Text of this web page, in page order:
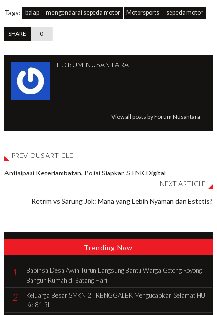
Tags: balap mengendarai sepeda motor Motorsports sepeda motor
SHARE 0
FORUM NUSANTARA
View all posts by Forum Nusantara
PREVIOUS ARTICLE
Antisipasi Keterlambatan, Polisi Siapkan STNK Digital
NEXT ARTICLE
Retrim vs Sarung Jok: Mana yang Lebih Nyaman dan Estetis?
Trending Now
1
Babinsa Desa Awin Turun Langsung Bantu Warga Gotong Royong
Bangun Rumah di Batang Hari
2
Keluarga Besar SMKN 2 TRENGGALEK Mengucapkan Selamat HUT
Ke-81 RI